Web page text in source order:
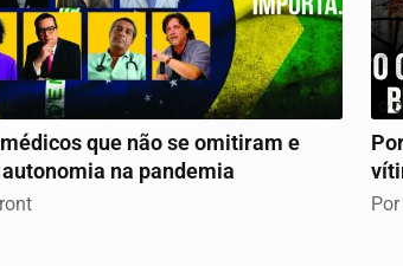
que não se omitiram e
na pandemia
O